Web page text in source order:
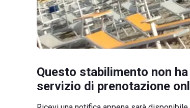
Questo stabilimento non
servizio di prenotazione